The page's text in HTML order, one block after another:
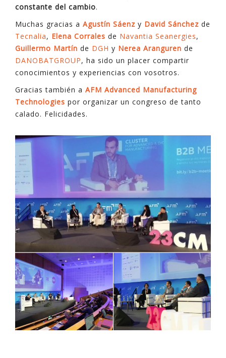
constante del cambio.
Muchas gracias a Agustín Sáenz y David Sánchez de
Tecnalia, Elena Corrales de Navantia Seanergies,
Guillermo Martín de DGH y Nerea Aranguren de
DANOBATGROUP, ha sido un placer compartir
conocimientos y experiencias con vosotros.
Gracias también a AFM Advanced Manufacturing
Technologies por organizar un congreso de tanto
calado. Felicidades.